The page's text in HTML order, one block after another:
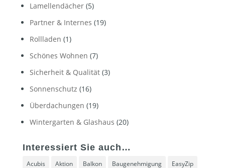
Lamellendächer(5)
Partner & Internes (19)
Rollladen (1)
Schönes Wohnen (7)
Sicherheit & Qualität(3)
Sonnenschutz (16)
Überdachungen (19)
Wintergarten & Glashaus (20)
Interessiert Sie auch…
Acubis Aktion Balkon Baugenehmigung EasyZip